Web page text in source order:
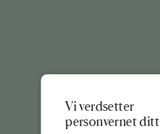
Vi verdsetter
personvernet ditt